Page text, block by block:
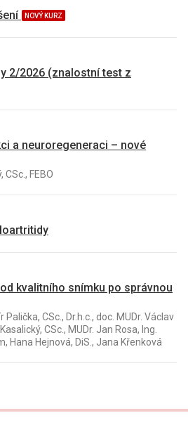
NOVÝ KURZ
2/2026 (znalostní test z
a neuroregeneraci – nové
FEBO
kvalitního snímku po správnou
CSc., Dr.h.c., doc. MUDr. Václav
CSc., MUDr. Jan Rosa, Ing.
Hana Hejnová, DiS., Jana Křenková